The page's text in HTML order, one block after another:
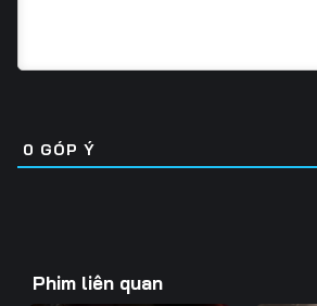
31 32
37 38
0 GÓP Ý
Phim liên quan